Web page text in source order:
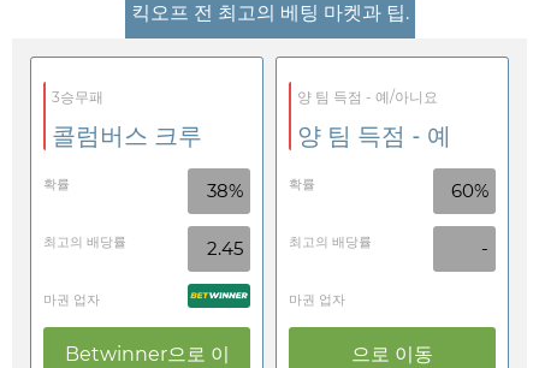
킥오프 전 최고의 베팅 마켓과 팁.
3승무패
콜럼버스 크루
확률 38%
최고의 배당률 2.45
마권 업자
Betwinner으로 이
양 팀 득점 - 예/아니요
양 팀 득점 - 예
확률 60%
최고의 배당률 -
마권 업자
으로 이동